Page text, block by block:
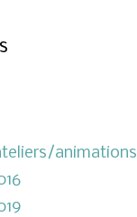
animations